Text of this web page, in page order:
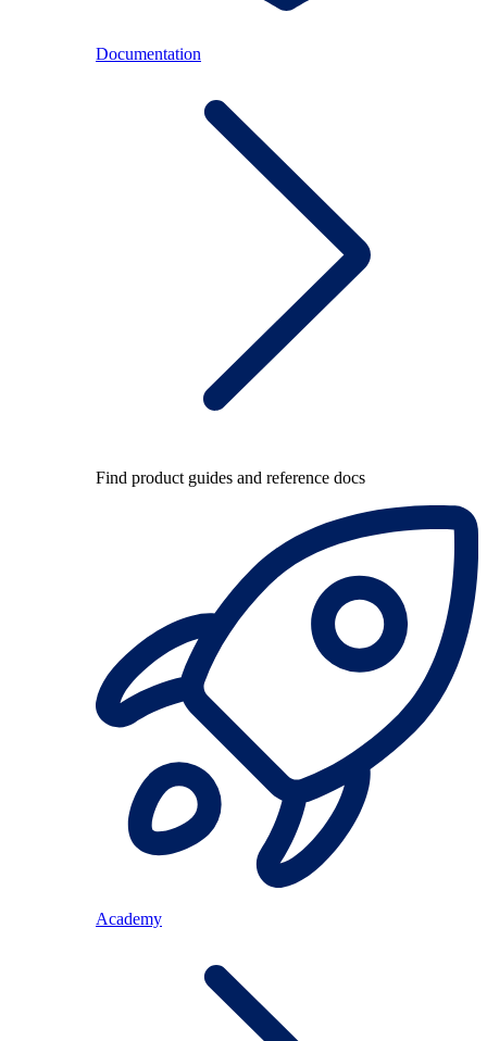
Documentation
Find product guides and reference docs
Academy